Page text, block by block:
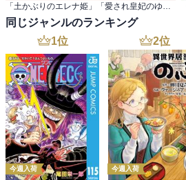
「土かぶりのエレナ姫」「愛され皇妃のゆううつ」 待望の新刊♪ LaLa＆メロディ新刊フェア
同じジャンルのランキング
1位
今週入荷
2位
今週入荷